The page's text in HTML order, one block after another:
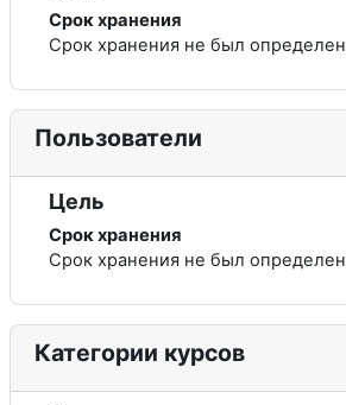
Срок хранения
Срок хранения не был определен
Пользователи
Цель
Срок хранения
Срок хранения не был определен
Категории курсов